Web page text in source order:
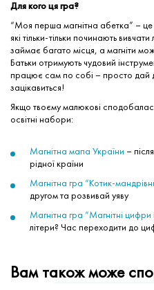
Для кого ця гра?
“Моя перша магнітна абетка” –
які тільки-тільки починають
займає багато місця, а магніти
Батьки отримують чудовий
працює сам по собі – просто дай
зацікавиться!
Якщо твоєму малюкові
освітні набори:
Магнітна мапа України –
рідної країни
Магнітна гра “Котик-
другом та розвивай уяву
Магнітна гра “Магнітні цифри
літери? Час переходити до
Вам також може